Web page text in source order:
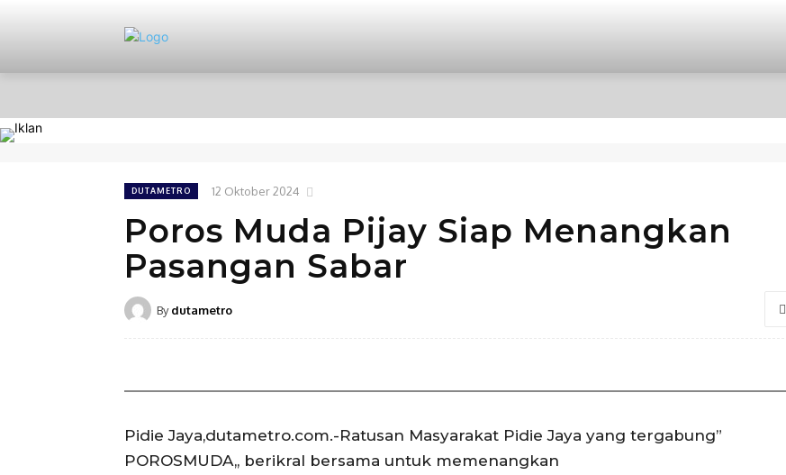
DUTAMETRO 12 Oktober 2024
Poros Muda Pijay Siap Menangkan
Pasangan Sabar
By dutametro
Pidie Jaya,dutametro.com.-Ratusan Masyarakat Pidie Jaya yang tergabung”
POROSMUDA,, berikral bersama untuk memenangkan